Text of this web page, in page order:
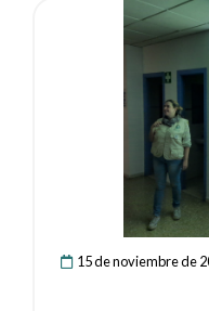
15 de noviembre de